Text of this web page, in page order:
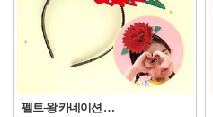
펠트-왕 카네이션 …